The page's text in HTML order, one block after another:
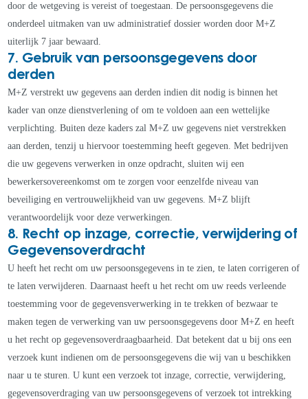
door de wetgeving is vereist of toegestaan. De persoonsgegevens die
onderdeel uitmaken van uw administratief dossier worden door M+Z
uiterlijk 7 jaar bewaard.
7. Gebruik van persoonsgegevens door
derden
M+Z verstrekt uw gegevens aan derden indien dit nodig is binnen het
kader van onze dienstverlening of om te voldoen aan een wettelijke
verplichting. Buiten deze kaders zal M+Z uw gegevens niet verstrekken
aan derden, tenzij u hiervoor toestemming heeft gegeven. Met bedrijven
die uw gegevens verwerken in onze opdracht, sluiten wij een
bewerkersovereenkomst om te zorgen voor eenzelfde niveau van
beveiliging en vertrouwelijkheid van uw gegevens. M+Z blijft
verantwoordelijk voor deze verwerkingen.
8. Recht op inzage, correctie, verwijdering of
Gegevensoverdracht
U heeft het recht om uw persoonsgegevens in te zien, te laten corrigeren of
te laten verwijderen. Daarnaast heeft u het recht om uw reeds verleende
toestemming voor de gegevensverwerking in te trekken of bezwaar te
maken tegen de verwerking van uw persoonsgegevens door M+Z en heeft
u het recht op gegevensoverdraagbaarheid. Dat betekent dat u bij ons een
verzoek kunt indienen om de persoonsgegevens die wij van u beschikken
naar u te sturen. U kunt een verzoek tot inzage, correctie, verwijdering,
gegevensoverdraging van uw persoonsgegevens of verzoek tot intrekking